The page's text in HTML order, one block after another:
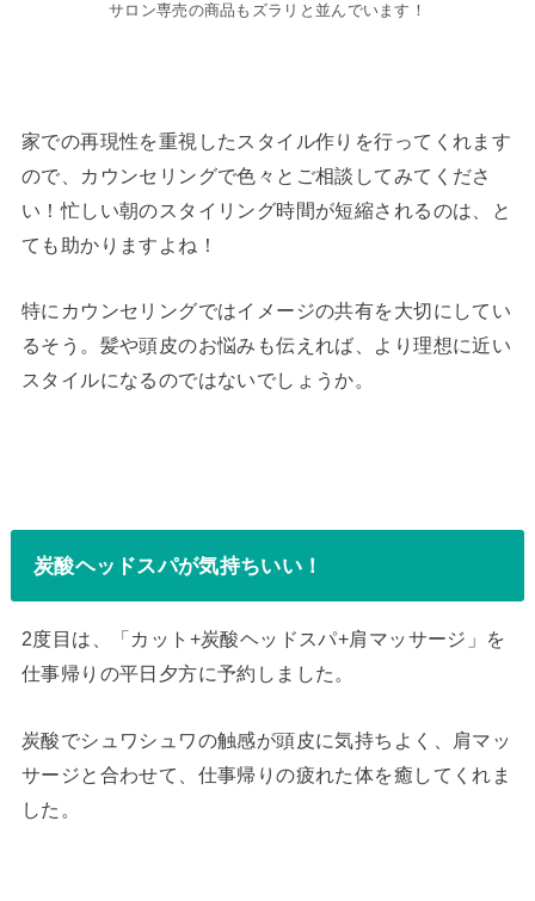
サロン専売の商品もズラリと並んでいます！
家での再現性を重視したスタイル作りを行ってくれます
ので、カウンセリングで色々とご相談してみてくださ
い！忙しい朝のスタイリング時間が短縮されるのは、と
ても助かりますよね！
特にカウンセリングではイメージの共有を大切にしてい
るそう。髪や頭皮のお悩みも伝えれば、より理想に近い
スタイルになるのではないでしょうか。
炭酸ヘッドスパが気持ちいい！
2度目は、「カット+炭酸ヘッドスパ+肩マッサージ」を
仕事帰りの平日夕方に予約しました。
炭酸でシュワシュワの触感が頭皮に気持ちよく、肩マッ
サージと合わせて、仕事帰りの疲れた体を癒してくれま
した。